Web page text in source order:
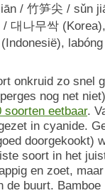
/ 竹笋尖 / sǔn
대나무싹
onkruid zo snel
nog net
soorten eetbaar.
in cyanide.
doorgekookt)
soort in het
en zoet,
de buurt.